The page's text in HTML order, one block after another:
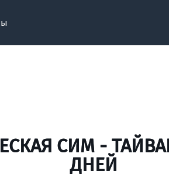
СИМ -
ДНЕЙ